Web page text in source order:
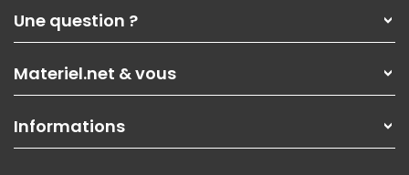
Nos services
Les magasins Materiel.net
Nos solutions pour les pros
Contactez-nous
Une question ?
Paiement, livraison
Garanties,Pack Zen
SAV, demander un retour
Informations
Materiel.net & vous
On rachète votre carte graphique
PC sur mesure : Votre RDV personnalisé
Informations